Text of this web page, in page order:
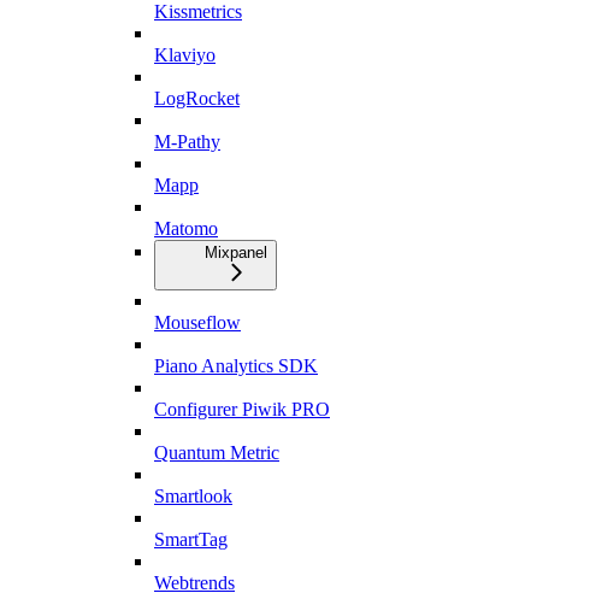
Kissmetrics
Klaviyo
LogRocket
M-Pathy
Mapp
Matomo
Mixpanel
Mouseflow
Piano Analytics SDK
Configurer Piwik PRO
Quantum Metric
Smartlook
SmartTag
Webtrends